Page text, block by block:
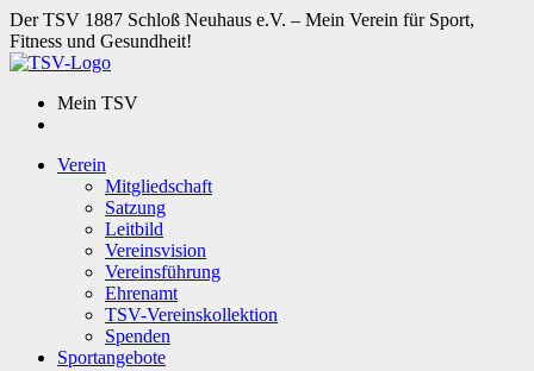
Der TSV 1887 Schloß Neuhaus e.V. – Mein Verein für Sport,
Fitness und Gesundheit!
Mein TSV
Verein
Mitgliedschaft
Satzung
Leitbild
Vereinsvision
Vereinsführung
Ehrenamt
TSV-Vereinskollektion
Spenden
Sportangebote